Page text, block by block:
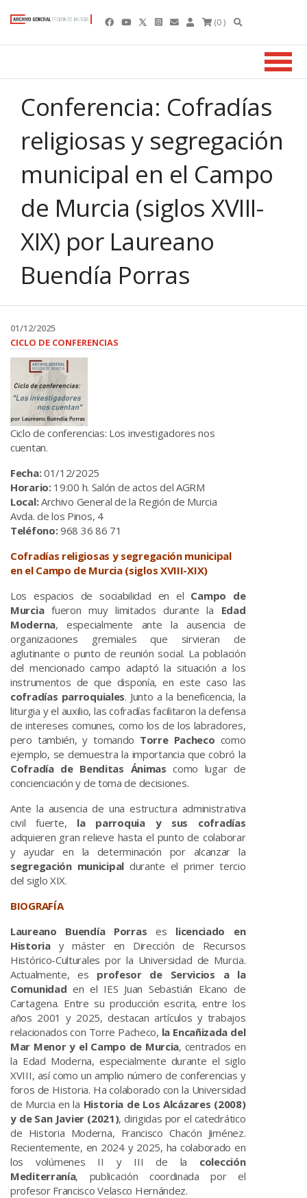
(0 )
Conferencia: Cofradías
religiosas y segregación
municipal en el Campo
de Murcia (siglos XVIII-
XIX) por Laureano
Buendía Porras
01/12/2025
CICLO DE CONFERENCIAS
Ciclo de conferencias: Los investigadores nos
cuentan.
Fecha:01/12/2025
Horario:19:00 h. Salón de actos del AGRM
Local:Archivo General de la Región de Murcia
Avda. de los Pinos, 4
Teléfono:968 36 86 71
Cofradías religiosas y segregación municipal
en el Campo de Murcia (siglos XVIII-XIX)
Los espacios de sociabilidad en el Campo de
Murciafueron muy limitados durante la Edad
Moderna, especialmente ante la ausencia de
organizaciones gremiales que sirvieran de
aglutinante o punto de reunión social. La población
del mencionado campo adaptó la situación a los
instrumentos de que disponía, en este caso las
cofradías parroquiales. Junto a la beneficencia, la
liturgia y el auxilio, las cofradías facilitaron la defensa
de intereses comunes, como los de los labradores,
pero también, y tomando Torre Pacheco como
ejemplo, se demuestra la importancia que cobró la
Cofradía de Benditas Ánimas como lugar de
concienciación y de toma de decisiones.
Ante la ausencia de una estructura administrativa
civil fuerte, la parroquia y sus cofradías
adquieren gran relieve hasta el punto de colaborar
y ayudar en la determinación por alcanzar la
segregación municipaldurante el primer tercio
del siglo XIX.
BIOGRAFÍA
Laureano Buendía Porras es licenciado en
Historiay máster en Dirección de Recursos
Histórico-Culturales por la Universidad de Murcia.
Actualmente, es profesor de Servicios a la
Comunidad en el IES Juan Sebastián Elcano de
Cartagena. Entre su producción escrita, entre los
años 2001 y 2025, destacan artículos y trabajos
relacionados con Torre Pacheco, la Encañizada del
Mar Menor y el Campo de Murcia, centrados en
la Edad Moderna, especialmente durante el siglo
XVIII, así como un amplio número de conferencias y
foros de Historia. Ha colaborado con la Universidad
de Murcia en la Historia de Los Alcázares (2008)
y de San Javier (2021), dirigidas por el catedrático
de Historia Moderna, Francisco Chacón Jiménez.
Recientemente, en 2024 y 2025, ha colaborado en
los volúmenes II y III de la colección
Mediterranía, publicación coordinada por el
profesor Francisco Velasco Hernández.